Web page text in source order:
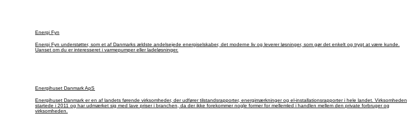
Energi Fyn
Energi Fyn understøtter, som et af Danmarks ældste andelsejede energiselskaber, det moderne liv og leverer løsninger, som gør det enkelt og trygt at være kunde.
Uanset om du er interesseret i varmepumper eller ladeløsninger.
Energihuset Danmark ApS
Energihuset Danmark er en af landets førende virksomheder, der udfører tilstandsrapporter, energimærkninger og el-installationsrapporter i hele landet. Virksomheden
startede i 2011 og har udmærket sig med lave priser i branchen, da der ikke forekommer nogle former for mellemled i handlen mellem den private forbruger og
virksomheden.